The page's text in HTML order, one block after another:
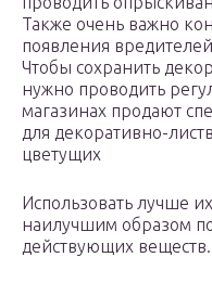
Также очень важно
появления
Чтобы сохранить
нужно проводить
магазинах продают
для декоративно-
цветущих
Использовать лучше
наилучшим образом
действующих веществ.